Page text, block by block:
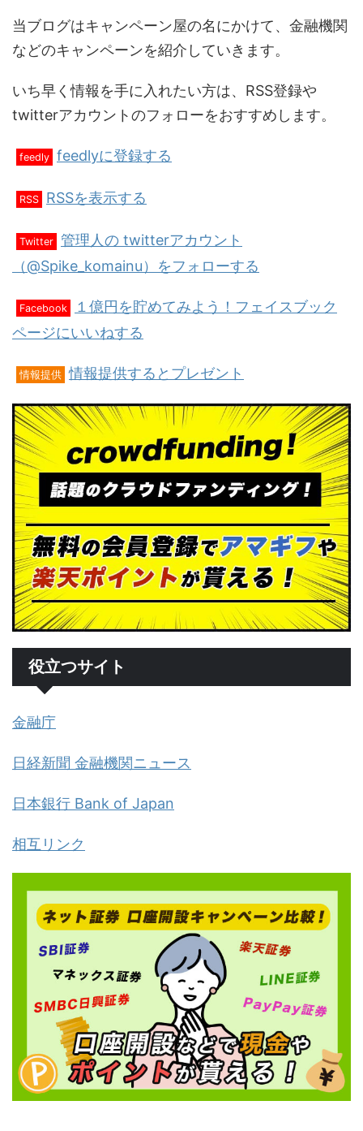
当ブログはキャンペーン屋の名にかけて、金融機関
などのキャンペーンを紹介していきます。
いち早く情報を手に入れたい方は、RSS登録や
twitterアカウントのフォローをおすすめします。
feedly feedlyに登録する
RSS RSSを表示する
Twitter 管理人の twitterアカウント
（@Spike_komainu）をフォローする
Facebook
１億円を貯めてみよう！フェイスブック
ページにいいねする
情報提供 情報提供するとプレゼント
役立つサイト
金融庁
日経新聞 金融機関ニュース
日本銀行 Bank of Japan
相互リンク